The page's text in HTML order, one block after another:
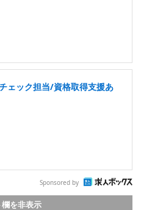
ェック担当/資格取得支援あ
Sponsored by
欄を非表示